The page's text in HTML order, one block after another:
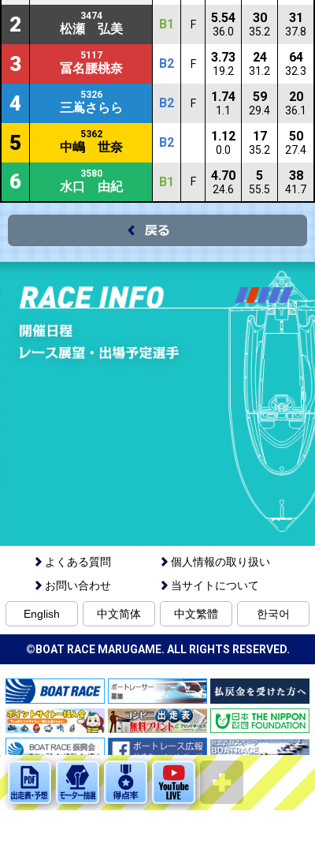
2 3474
松瀬 弘美 B1 F 5.54
36.0
30
35.2
31
37.8
3 5117
冨名腰桃奈 B2 F 3.73
19.2
24
31.2
64
32.3
4 5326
三嶌さらら B2 F 1.74
1.1
59
29.4
20
36.1
5 5362
中嶋 世奈 B2 1.12
0.0
17
35.2
50
27.4
6 3580
水口 由紀 B1 F 4.70
24.6
5
55.5
38
41.7
よくある質問
個人情報の取り扱い
お問い合わせ
当サイトについて
English 中文简体 中文繁體 한국어
©BOAT RACE MARUGAME. ALL RIGHTS RESERVED.